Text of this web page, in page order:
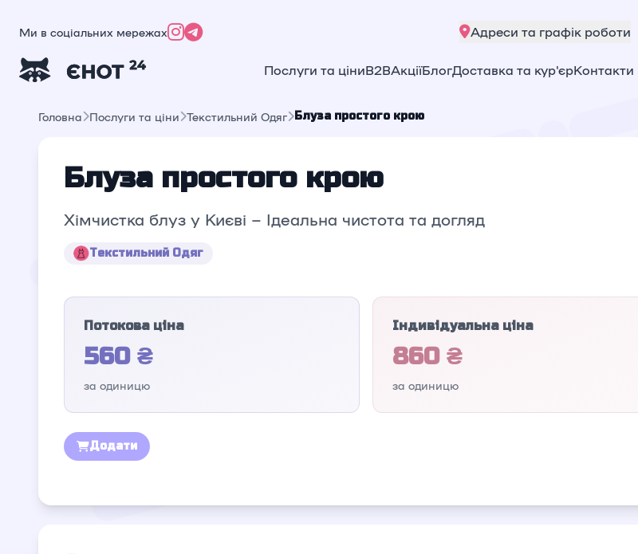
Ми в соціальних мережах Адреси та графік роботи
Послуги та ціниB2BАкціїБлогДоставка та кур'єрКонтакти
Головна Послуги та ціни Текстильний Одяг Блуза простого крою
Блуза простого крою
Хімчистка блуз у Києві – Ідеальна чистота та догляд
Текстильний Одяг
Потокова ціна
560 ₴
за одиницю
Індивідуальна ціна
860 ₴
за одиницю
Додати